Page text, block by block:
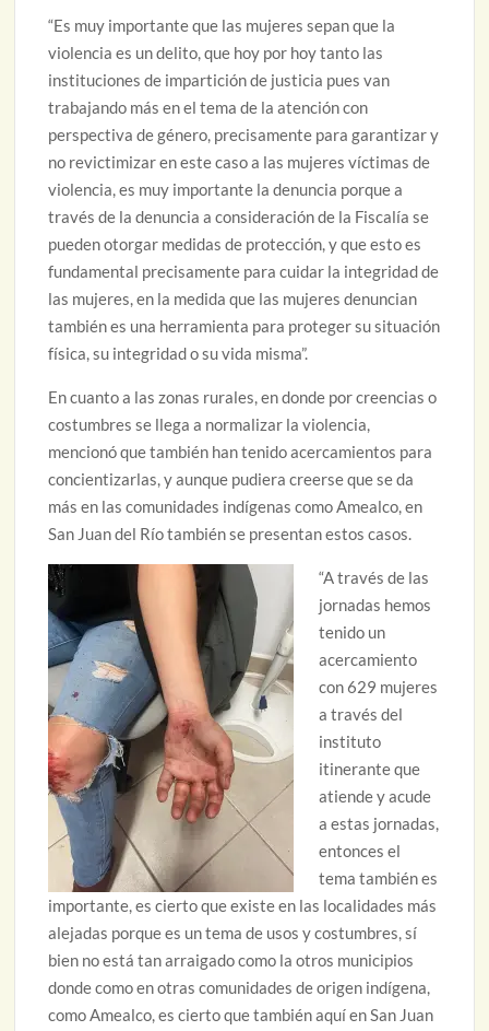
“Es muy importante que las mujeres sepan que la
violencia es un delito, que hoy por hoy tanto las
instituciones de impartición de justicia pues van
trabajando más en el tema de la atención con
perspectiva de género, precisamente para garantizar y
no revictimizar en este caso a las mujeres víctimas de
violencia, es muy importante la denuncia porque a
través de la denuncia a consideración de la Fiscalía se
pueden otorgar medidas de protección, y que esto es
fundamental precisamente para cuidar la integridad de
las mujeres, en la medida que las mujeres denuncian
también es una herramienta para proteger su situación
física, su integridad o su vida misma”.
En cuanto a las zonas rurales, en donde por creencias o
costumbres se llega a normalizar la violencia,
mencionó que también han tenido acercamientos para
concientizarlas, y aunque pudiera creerse que se da
más en las comunidades indígenas como Amealco, en
San Juan del Río también se presentan estos casos.
“A través de las
jornadas hemos
tenido un
acercamiento
con 629 mujeres
a través del
instituto
itinerante que
atiende y acude
a estas jornadas,
entonces el
tema también es
importante, es cierto que existe en las localidades más
alejadas porque es un tema de usos y costumbres, sí
bien no está tan arraigado como la otros municipios
donde como en otras comunidades de origen indígena,
como Amealco, es cierto que también aquí en San Juan